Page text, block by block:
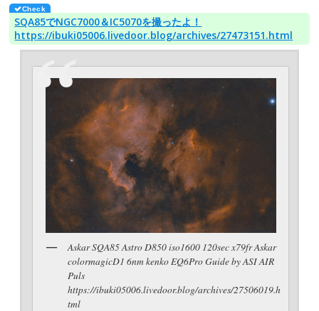
SQA85でNGC7000＆IC5070を撮ったよ！
https://ibuki05006.livedoor.blog/archives/27473151.html
Askar SQA85 Astro D850 iso1600 120sec x79fr Askar
colormagicD1 6nm kenko EQ6Pro Guide by ASI AIR
Puls
https://ibuki05006.livedoor.blog/archives/27506019.h
tml